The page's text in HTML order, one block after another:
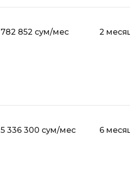
782 852 сум/мес 2
5 336 300 сум/мес 6